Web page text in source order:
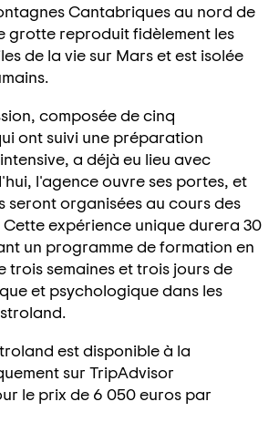
Cantabriques au nord de
grotte reproduit fidèlement les
de la vie sur Mars et est isolée
composée de cinq
ont suivi une préparation
a déjà eu lieu avec
l'agence ouvre ses portes, et
seront organisées au cours des
expérience unique durera 30
un programme de formation en
trois semaines et trois jours de
et psychologique dans les
est disponible à la
sur TripAdvisor
le prix de 6 050 euros par